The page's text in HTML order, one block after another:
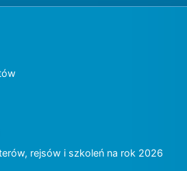
rejsów i szkoleń na rok 2026